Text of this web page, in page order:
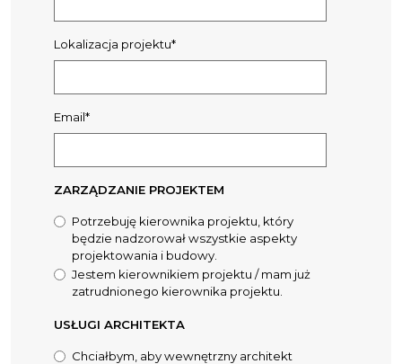
Lokalizacja projektu*
Email*
ZARZĄDZANIE PROJEKTEM
Potrzebuję kierownika projektu, który
będzie nadzorował wszystkie aspekty
projektowania i budowy.
Jestem kierownikiem projektu / mam już
zatrudnionego kierownika projektu.
USŁUGI ARCHITEKTA
Chciałbym, aby wewnętrzny architekt